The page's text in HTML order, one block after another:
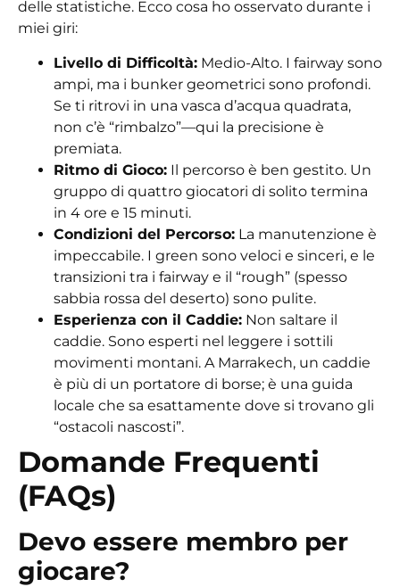
delle statistiche. Ecco cosa ho osservato durante i
miei giri:
Livello di Difficoltà: Medio-Alto. I fairway sono
ampi, ma i bunker geometrici sono profondi.
Se ti ritrovi in una vasca d’acqua quadrata,
non c’è “rimbalzo”—qui la precisione è
premiata.
Ritmo di Gioco: Il percorso è ben gestito. Un
gruppo di quattro giocatori di solito termina
in 4 ore e 15 minuti.
Condizioni del Percorso: La manutenzione è
impeccabile. I green sono veloci e sinceri, e le
transizioni tra i fairway e il “rough” (spesso
sabbia rossa del deserto) sono pulite.
Esperienza con il Caddie: Non saltare il
caddie. Sono esperti nel leggere i sottili
movimenti montani. A Marrakech, un caddie
è più di un portatore di borse; è una guida
locale che sa esattamente dove si trovano gli
“ostacoli nascosti”.
Domande Frequenti
(FAQs)
Devo essere membro per
giocare?